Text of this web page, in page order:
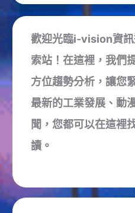
歡迎光臨i-vision資
索站！在這裡，我們
方位趨勢分析，讓您
最新的工業發展、動
聞，您都可以在這裡
讀。